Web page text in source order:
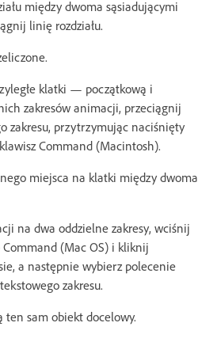
między dwoma sąsiadującymi
linię rozdziału.
klatki — początkową i
zakresów animacji, przeciągnij
zakresu, przytrzymując naciśnięty
Command (Macintosh).
miejsca na klatki między dwoma
na dwa oddzielne zakresy, wciśnij
(Mac OS) i kliknij
a następnie wybierz polecenie
zakresu.
ten sam obiekt docelowy.